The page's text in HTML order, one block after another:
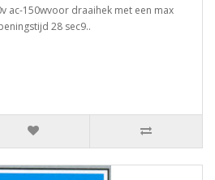
ac-150wvoor draaihek met een max
28 sec9..